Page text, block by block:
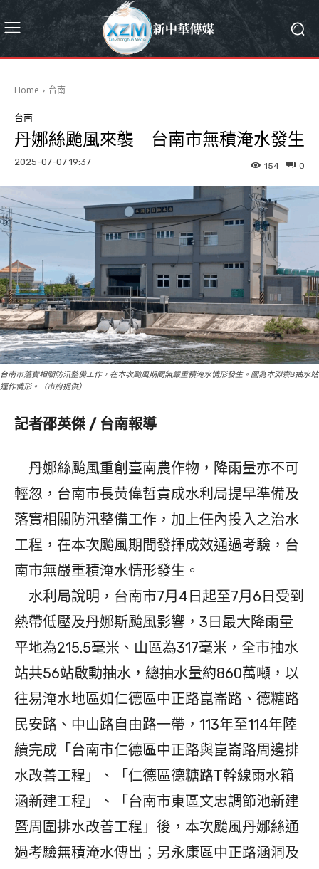
Home 台南
台南
丹娜絲颱風來襲 台南市無積淹水發生
2025-07-07 19:37 0
154
台南市落實相關防汛整備工作，在本次颱風期間無嚴重積淹水情形發生。圖為本淵寮B抽水站
運作情形。（市府提供）
記者邵英傑 / 台南報導
丹娜絲颱風重創臺南農作物，降雨量亦不可
輕忽，台南市長黃偉哲責成水利局提早準備及
落實相關防汛整備工作，加上任內投入之治水
工程，在本次颱風期間發揮成效通過考驗，台
南市無嚴重積淹水情形發生。
水利局說明，台南市7月4日起至7月6日受到
熱帶低壓及丹娜斯颱風影響，3日最大降雨量
平地為215.5毫米、山區為317毫米，全市抽水
站共56站啟動抽水，總抽水量約860萬噸，以
往易淹水地區如仁德區中正路崑崙路、德糖路
民安路、中山路自由路一帶，113年至114年陸
續完成「台南市仁德區中正路與崑崙路周邊排
水改善工程」、「仁德區德糖路T幹線雨水箱
涵新建工程」、「台南市東區文忠調節池新建
暨周圍排水改善工程」後，本次颱風丹娜絲通
過考驗無積淹水傳出；另永康區中正路涵洞及